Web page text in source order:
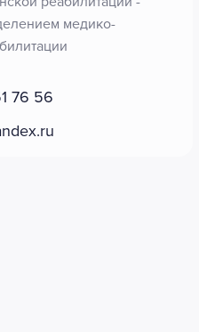
медико-
76 56